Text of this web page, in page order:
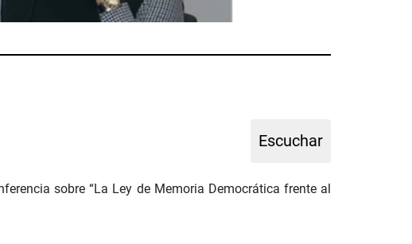
sobre “La Ley de Memoria Democrática frente al